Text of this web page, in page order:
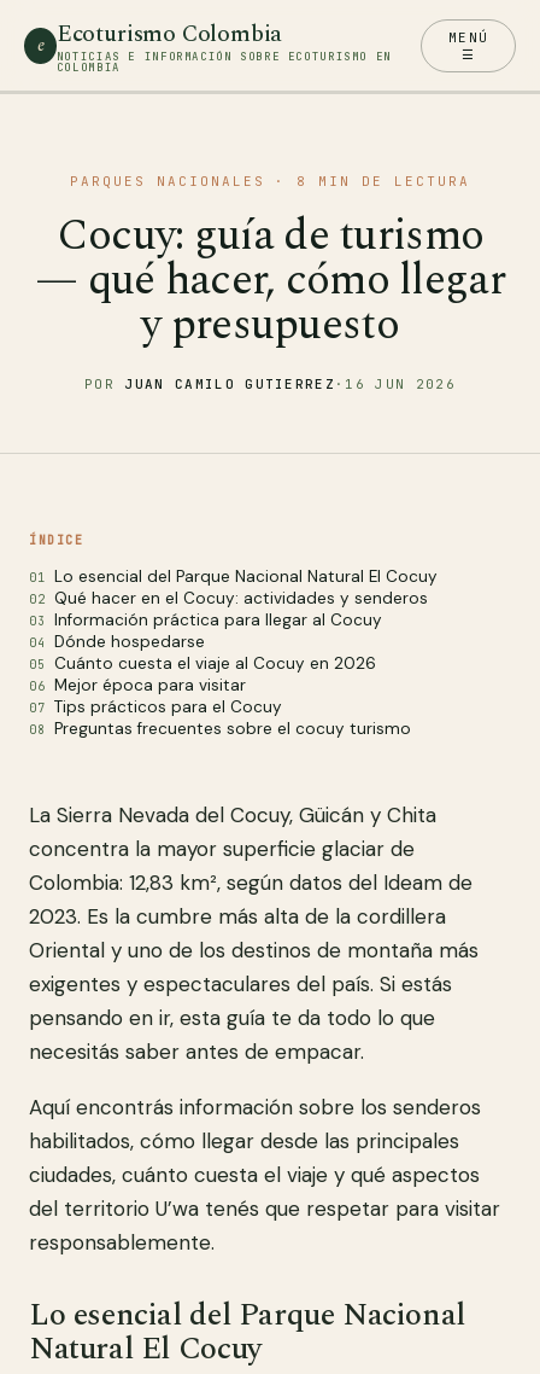
e Ecoturismo Colombia
NOTICIAS E INFORMACIÓN SOBRE ECOTURISMO EN
COLOMBIA
MENÚ
☰
PARQUES NACIONALES · 8 MIN DE LECTURA
Cocuy: guía de turismo
— qué hacer, cómo llegar
y presupuesto
POR JUAN CAMILO GUTIERREZ · 16 JUN 2026
ÍNDICE
Lo esencial del Parque Nacional Natural El Cocuy
Qué hacer en el Cocuy: actividades y senderos
Información práctica para llegar al Cocuy
Dónde hospedarse
Cuánto cuesta el viaje al Cocuy en 2026
Mejor época para visitar
Tips prácticos para el Cocuy
Preguntas frecuentes sobre el cocuy turismo
La Sierra Nevada del Cocuy, Güicán y Chita
concentra la mayor superficie glaciar de
Colombia: 12,83 km², según datos del Ideam de
2023. Es la cumbre más alta de la cordillera
Oriental y uno de los destinos de montaña más
exigentes y espectaculares del país. Si estás
pensando en ir, esta guía te da todo lo que
necesitás saber antes de empacar.
Aquí encontrás información sobre los senderos
habilitados, cómo llegar desde las principales
ciudades, cuánto cuesta el viaje y qué aspectos
del territorio U’wa tenés que respetar para visitar
responsablemente.
Lo esencial del Parque Nacional
Natural El Cocuy